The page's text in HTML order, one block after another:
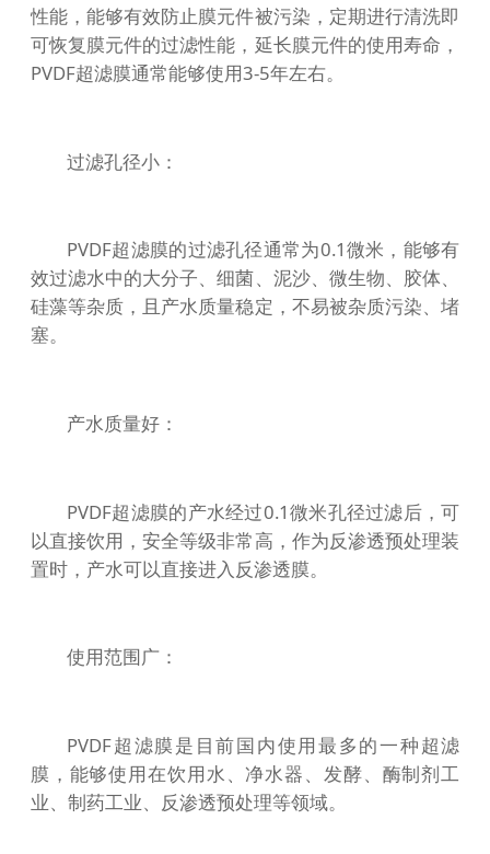
性能，能够有效防止膜元件被污染，定期进行清洗即
可恢复膜元件的过滤性能，延长膜元件的使用寿命，
PVDF超滤膜通常能够使用3-5年左右。
过滤孔径小：
PVDF超滤膜的过滤孔径通常为0.1微米，能够有
效过滤水中的大分子、细菌、泥沙、微生物、胶体、
硅藻等杂质，且产水质量稳定，不易被杂质污染、堵
塞。
产水质量好：
PVDF超滤膜的产水经过0.1微米孔径过滤后，可
以直接饮用，安全等级非常高，作为反渗透预处理装
置时，产水可以直接进入反渗透膜。
使用范围广：
PVDF超滤膜是目前国内使用最多的一种超滤
膜，能够使用在饮用水、净水器、发酵、酶制剂工
业、制药工业、反渗透预处理等领域。